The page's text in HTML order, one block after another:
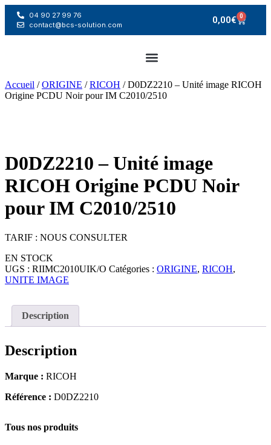
04 90 27 99 76
contact@bcs-solution.com
0,00€ 0
Accueil /ORIGINE /RICOH / D0DZ2210 – Unité image RICOH
Origine PCDU Noir pour IM C2010/2510
D0DZ2210 – Unité image
RICOH Origine PCDU Noir
pour IM C2010/2510
TARIF : NOUS CONSULTER
EN STOCK
UGS : RIIMC2010UIK/O Catégories : ORIGINE, RICOH,
UNITE IMAGE
Description
Description
Marque : RICOH
Référence : D0DZ2210
Tous nos produits